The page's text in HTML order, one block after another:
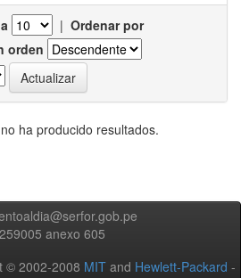
| Ordenar por
orden
ha producido resultados.
anexo 605
© 2002-2008 MIT and Hewlett-Packard -